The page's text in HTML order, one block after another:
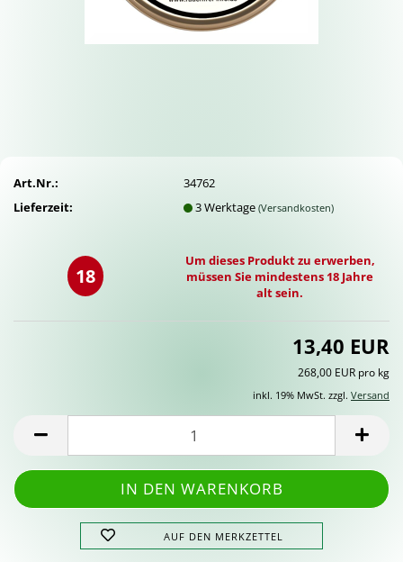
Art.Nr.:
34762
Lieferzeit:
3 Werktage(Versandkosten)
18
Um dieses Produkt zu erwerben,
müssen Sie mindestens 18 Jahre
alt sein.
13,40 EUR
268,00 EUR pro kg
inkl. 19% MwSt. zzgl. Versand
AUF DEN MERKZETTEL